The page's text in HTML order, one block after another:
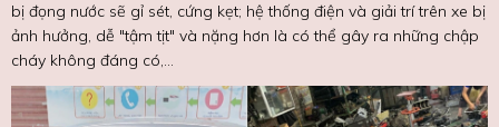
bị đọng nước sẽ gỉ sét, cứng kẹt; hệ thống điện và giải trí trên xe bị
ảnh hưởng, dễ "tậm tịt" và nặng hơn là có thể gây ra những chập
cháy không đáng có,...